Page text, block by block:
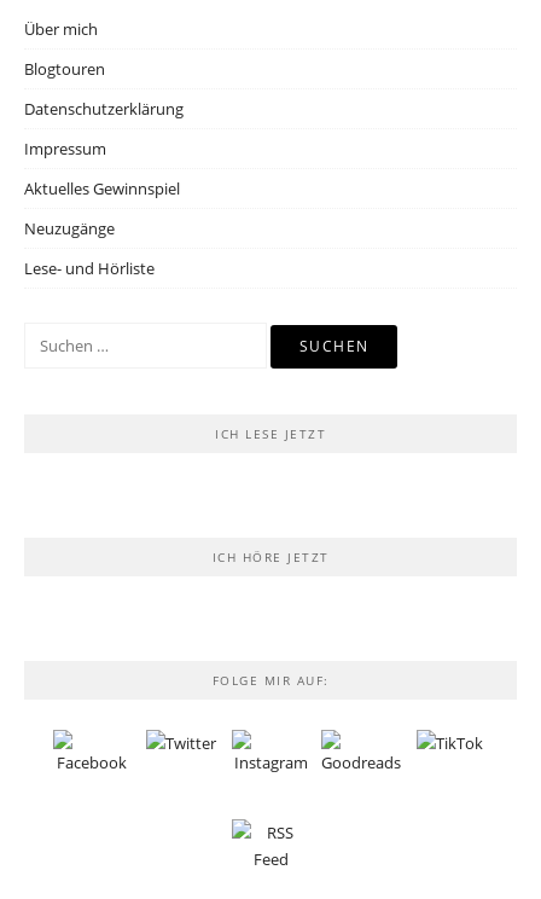
Über mich
Blogtouren
Datenschutzerklärung
Impressum
Aktuelles Gewinnspiel
Neuzugänge
Lese- und Hörliste
Suchen
ICH LESE JETZT
ICH HÖRE JETZT
FOLGE MIR AUF: